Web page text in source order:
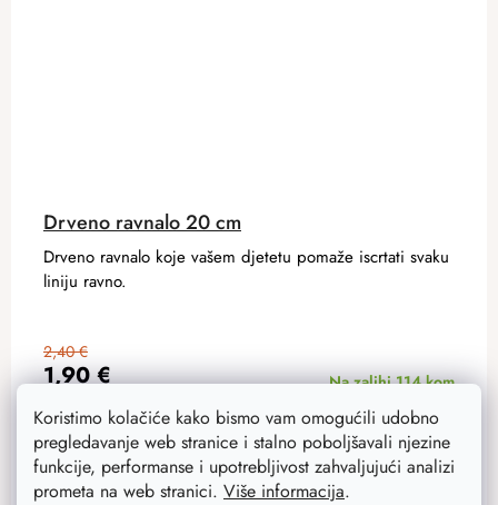
Koristimo kolačiće kako bismo vam omogućili udobno
pregledavanje web stranice i stalno poboljšavali njezine
funkcije, performanse i upotrebljivost zahvaljujući analizi
prometa na web stranici. Više informacija.
Drveno ravnalo 20 cm
1,90 €
2,40 €
Na zalihi114 kom
ADD TO CART
Drveno ravnalo koje vašem djetetu pomaže iscrtati svaku
liniju ravno.